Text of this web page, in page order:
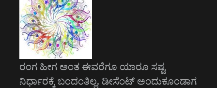
ರಂಗ ಹೀಗ ಅಂತ ಈವರೆಗೂ ಯಾರೂ ಸಷ್ಟ
ನಿರ್ಧಾರಕ್ಕೆ ಬಂದಂತಿಲ್ಲ. ಡೀಸೆಂಟ್ ಅಂದುಕೂಂಡಾಗ